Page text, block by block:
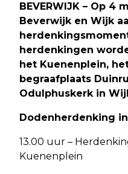
BEVERWIJK – Op 4
Beverwijk en Wijk
herdenkingen
het Kuenenplein,
begraafplaats
Odulphuskerk in
Dodenherdenking
13.00 uur –
Kuenenplein